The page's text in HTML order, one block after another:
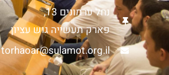
נחל ערמונים 13,
פארק תעשייה גוש עציון
torhaoar@sulamot.org.il